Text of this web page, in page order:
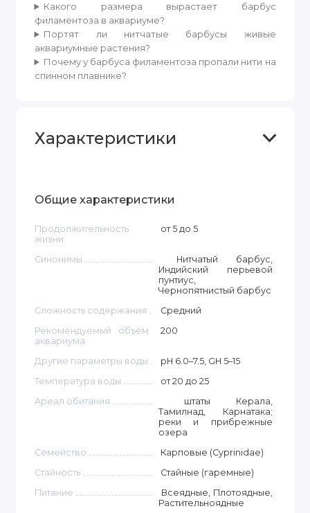
Какого размера вырастает барбус
филаментоза в аквариуме?
Портят ли нитчатые барбусы живые
аквариумные растения?
Почему у барбуса филаментоза пропали нити на
спинном плавнике?
Характеристики
Общие характеристики
Продолжительность
жизни
от 5 до 5
Синонимы
Нитчатый барбус,
Индийский перьевой
пунтиус,
Чернопятнистый барбус
Сложность содержания
Средний
Рекомендуемый объём
аквариума
200
Другие параметры воды
pH 6.0–7.5, GH 5–15
Температура воды
от 20 до 25
Ареал обитания
штаты Керала,
Тамилнад, Карнатака;
реки и прибрежные
озера
Семейство
Карповые (Cyprinidae)
Стайность
Стайные (гаремные)
Питание
Всеядные, Плотоядные,
Растительноядные